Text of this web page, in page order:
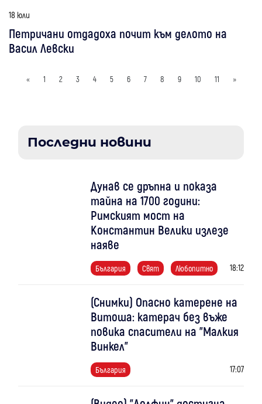
18 юли
Петричани отдадоха почит към делото на
Васил Левски
« 1 2 3 4 5 6 7 8 9 10 11 »
Последни новини
Дунав се дръпна и показа
тайна на 1700 години:
Римският мост на
Константин Велики излезе
наяве
България Свят Любопитно 18:12
(Снимки) Опасно катерене на
Витоша: катерач без въже
повика спасители на "Малкия
Винкел"
България 17:07